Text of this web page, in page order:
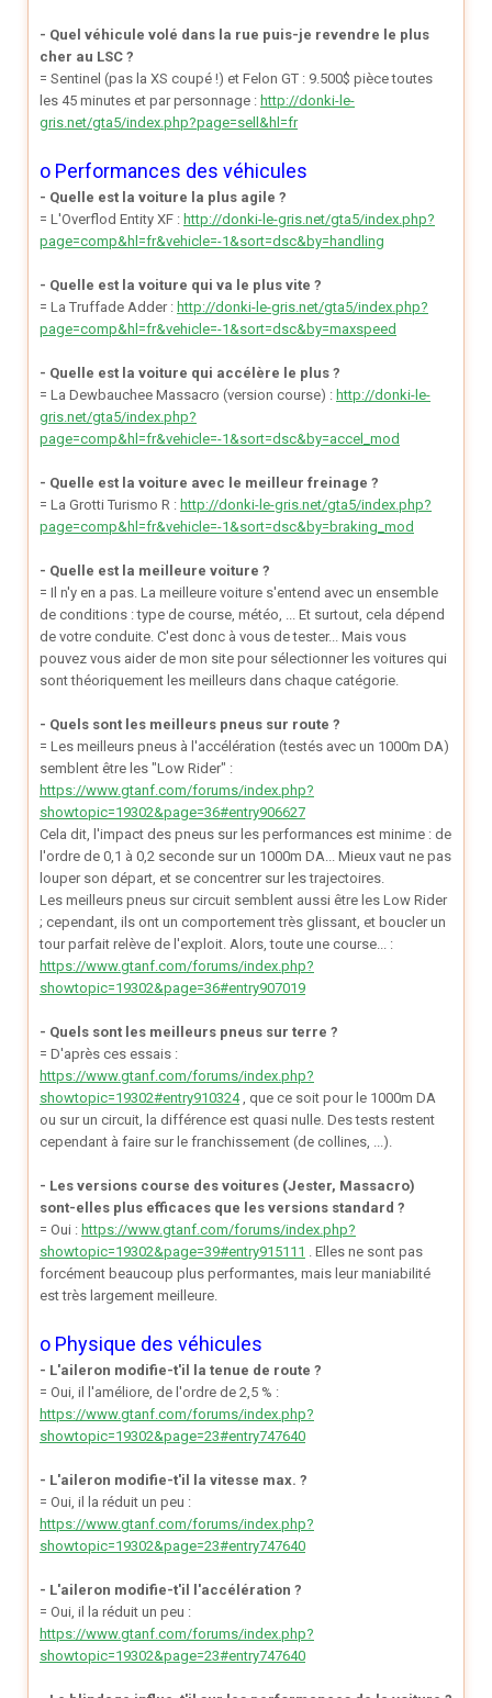
- Quel véhicule volé dans la rue puis-je revendre le plus
cher au LSC ?
= Sentinel (pas la XS coupé !) et Felon GT : 9.500$ pièce toutes
les 45 minutes et par personnage : http://donki-le-
gris.net/gta5/index.php?page=sell&hl=fr
o Performances des véhicules
- Quelle est la voiture la plus agile ?
= L'Overflod Entity XF : http://donki-le-gris.net/gta5/index.php?
page=comp&hl=fr&vehicle=-1&sort=dsc&by=handling
- Quelle est la voiture qui va le plus vite ?
= La Truffade Adder : http://donki-le-gris.net/gta5/index.php?
page=comp&hl=fr&vehicle=-1&sort=dsc&by=maxspeed
- Quelle est la voiture qui accélère le plus ?
= La Dewbauchee Massacro (version course) : http://donki-le-
gris.net/gta5/index.php?
page=comp&hl=fr&vehicle=-1&sort=dsc&by=accel_mod
- Quelle est la voiture avec le meilleur freinage ?
= La Grotti Turismo R : http://donki-le-gris.net/gta5/index.php?
page=comp&hl=fr&vehicle=-1&sort=dsc&by=braking_mod
- Quelle est la meilleure voiture ?
= Il n'y en a pas. La meilleure voiture s'entend avec un ensemble
de conditions : type de course, météo, ... Et surtout, cela dépend
de votre conduite. C'est donc à vous de tester... Mais vous
pouvez vous aider de mon site pour sélectionner les voitures qui
sont théoriquement les meilleurs dans chaque catégorie.
- Quels sont les meilleurs pneus sur route ?
= Les meilleurs pneus à l'accélération (testés avec un 1000m DA)
semblent être les "Low Rider" :
https://www.gtanf.com/forums/index.php?
showtopic=19302&page=36#entry906627
Cela dit, l'impact des pneus sur les performances est minime : de
l'ordre de 0,1 à 0,2 seconde sur un 1000m DA... Mieux vaut ne pas
louper son départ, et se concentrer sur les trajectoires.
Les meilleurs pneus sur circuit semblent aussi être les Low Rider
; cependant, ils ont un comportement très glissant, et boucler un
tour parfait relève de l'exploit. Alors, toute une course... :
https://www.gtanf.com/forums/index.php?
showtopic=19302&page=36#entry907019
- Quels sont les meilleurs pneus sur terre ?
= D'après ces essais :
https://www.gtanf.com/forums/index.php?
showtopic=19302#entry910324, que ce soit pour le 1000m DA
ou sur un circuit, la différence est quasi nulle. Des tests restent
cependant à faire sur le franchissement (de collines, ...).
- Les versions course des voitures (Jester, Massacro)
sont-elles plus efficaces que les versions standard ?
= Oui : https://www.gtanf.com/forums/index.php?
showtopic=19302&page=39#entry915111
. Elles ne sont pas
forcément beaucoup plus performantes, mais leur maniabilité
est très largement meilleure.
o Physique des véhicules
- L'aileron modifie-t'il la tenue de route ?
= Oui, il l'améliore, de l'ordre de 2,5 % :
https://www.gtanf.com/forums/index.php?
showtopic=19302&page=23#entry747640
- L'aileron modifie-t'il la vitesse max. ?
= Oui, il la réduit un peu :
https://www.gtanf.com/forums/index.php?
showtopic=19302&page=23#entry747640
- L'aileron modifie-t'il l'accélération ?
= Oui, il la réduit un peu :
https://www.gtanf.com/forums/index.php?
showtopic=19302&page=23#entry747640